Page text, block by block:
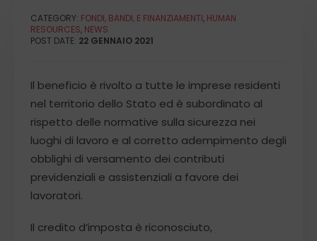
CATEGORY: FONDI, BANDI, E FINANZIAMENTI, HUMAN
RESOURCES, NEWS
POST DATE: 22 GENNAIO 2021
Il beneficio è rivolto a tutte le imprese residenti
nel territorio dello Stato ed è subordinato al
rispetto delle normative sulla sicurezza nei
luoghi di lavoro e al corretto adempimento degli
obblighi di versamento dei contributi
previdenziali e assistenziali a favore dei
lavoratori.
Il credito d’imposta è riconosciuto,